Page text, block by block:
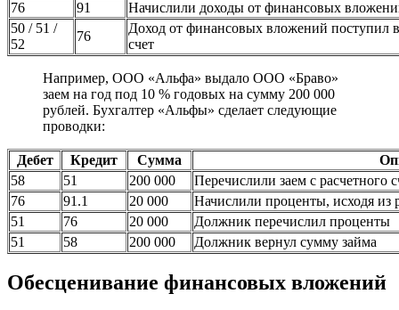
76
91
Начислили доходы от финансовых
50 / 51 /
52
76
Доход от финансовых вложений поступил
счет
Например, ООО «Альфа» выдало ООО «Браво»
заем на год под 10 % годовых на сумму 200 000
рублей. Бухгалтер «Альфы» сделает следующие
проводки:
Дебет Кредит Сумма
58
51 200 000
Перечислили заем с расчетного
76
91.1 20 000
Начислили проценты, исходя из
51
76 20 000
Должник перечислил проценты
51
58 200 000 Должник вернул сумму займа
Обесценивание финансовых вложений